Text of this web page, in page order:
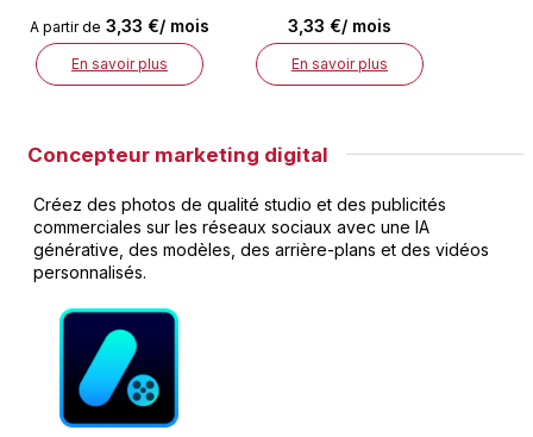
A partir de 3,33 €/ mois
En savoir plus
3,33 €/ mois
En savoir plus
Concepteur marketing digital
Créez des photos de qualité studio et des publicités
commerciales sur les réseaux sociaux avec une IA
générative, des modèles, des arrière-plans et des vidéos
personnalisés.​